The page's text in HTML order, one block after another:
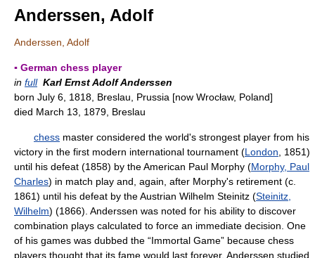
Anderssen, Adolf
Anderssen, Adolf
▪ German chess player
in full Karl Ernst Adolf Anderssen
born July 6, 1818, Breslau, Prussia [now Wrocław, Poland]
died March 13, 1879, Breslau
chess master considered the world's strongest player from his
victory in the first modern international tournament (London , 1851)
until his defeat (1858) by the American Paul Morphy (Morphy, Paul
Charles) in match play and, again, after Morphy's retirement (c.
1861) until his defeat by the Austrian Wilhelm Steinitz (Steinitz,
Wilhelm) (1866). Anderssen was noted for his ability to discover
combination plays calculated to force an immediate decision. One
of his games was dubbed the “Immortal Game” because chess
players thought that its fame would last forever. Anderssen studied